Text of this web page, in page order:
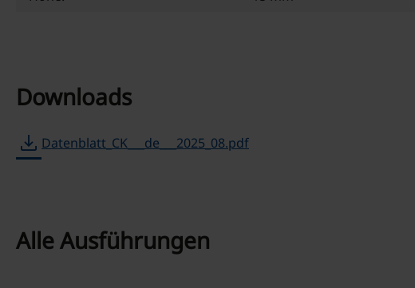
Downloads
download Datenblatt_CK___de___2025_08.pdf
Alle Ausführungen